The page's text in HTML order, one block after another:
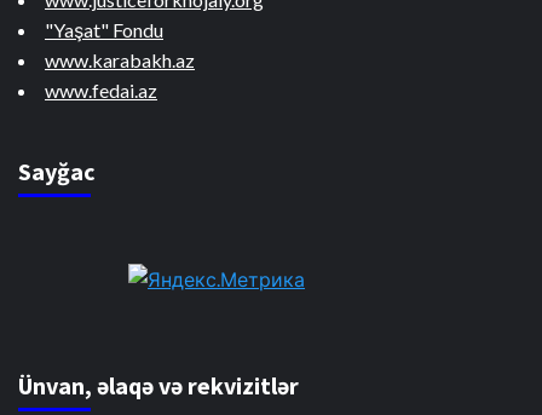
"Yaşat" Fondu
www.karabakh.az
www.fedai.az
Sayğac
Ünvan, əlaqə və rekvizitlər